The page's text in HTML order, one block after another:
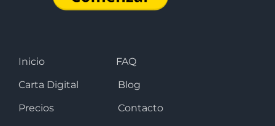
Inicio
FAQ
Carta Digital
Blog
Precios
Contacto